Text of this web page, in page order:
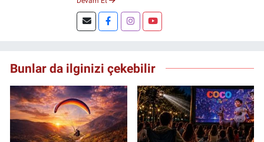
Şuan, www.dogugazetesi.com adlı haber
sitesinin Yazı İşleri Müdürlüğünü yürütmekte.
Bunlar da ilginizi çekebilir